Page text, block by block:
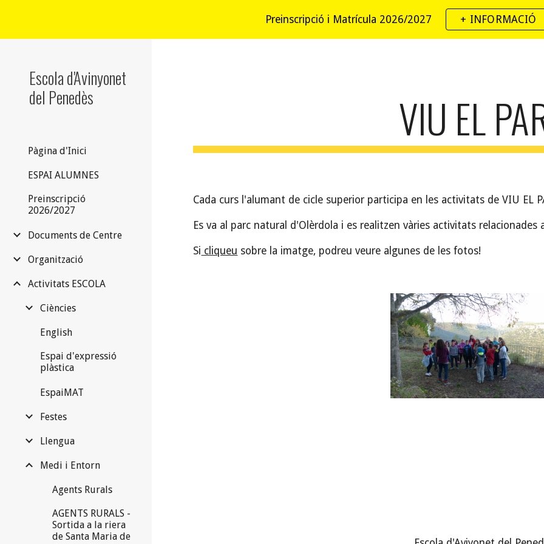
Skip to main content Skip to
Preinscripció i Matrícula 2026/2027 + INFORMACIÓ
Escola d'Avinyonet
del Penedès
Pàgina d'Inici
ESPAI ALUMNES
Preinscripció
2026/2027
Documents de Centre
Organització
Activitats ESCOLA
Ciències
English
Espai d'expressió
plàstica
EspaiMAT
Festes
Llengua
Medi i Entorn
Agents Rurals
AGENTS RURALS -
Sortida a la riera
de Santa Maria de
VIU EL
Cada curs l'alumant de cicle superior participa en les activitats de VIU EL
Es va al parc natural d'Olèrdola i es realitzen vàries activitats relacionades
Si cliqueu sobre la imatge, podreu veure algunes de les fotos!